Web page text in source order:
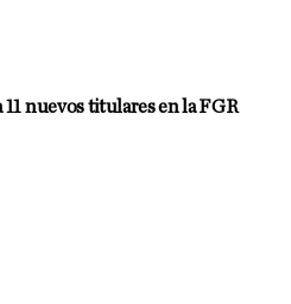
11 nuevos titulares en la FGR